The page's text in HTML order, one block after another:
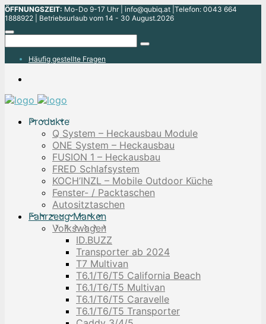
ÖFFNUNGSZEIT: Mo-Do 9-17 Uhr | info@qubiq.at |Telefon: 0043 664
1888922 | Betriebsurlaub vom 14 - 30 August.2026
Häufig gestellte Fragen
Produkte
Q System – Heckausbau Module
ONE System – Heckausbau
FUSION 1 – Heckausbau
FRED Schlafsystem
KOCH’INZL – Mobile Outdoor Küche
Fenster- / Packtaschen
Autositztaschen
Fahrzeug Marken
Volkswagen
ID.BUZZ
Transporter ab 2024
T7 Multivan
T6.1/T6/T5 California Beach
T6.1/T6/T5 Multivan
T6.1/T6/T5 Caravelle
T6.1/T6/T5 Transporter